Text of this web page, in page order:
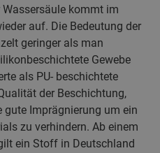
Wassersäule kommt im
auf. Die Bedeutung der
geringer als man
Gewebe
als PU- beschichtete
der Beschichtung,
gute Imprägnierung um ein
zu verhindern. Ab einem
ein Stoff in Deutschland